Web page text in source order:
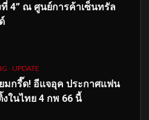
ที่ 4” ณ ศูนย์การค้าเซ็นทรัล
UPDATE
มกรี๊ด! อีแจอุค ประกาศแฟน
ในไทย 4 กพ 66 นี้